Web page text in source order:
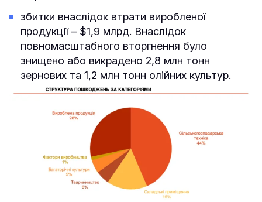
збитки внаслідок втрати виробленої
продукції – $1,9 млрд. Внаслідок
повномасштабного вторгнення було
знищено або викрадено 2,8 млн тонн
зернових та 1,2 млн тонн олійних культур.